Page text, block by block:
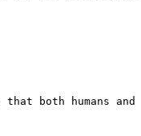
both humans